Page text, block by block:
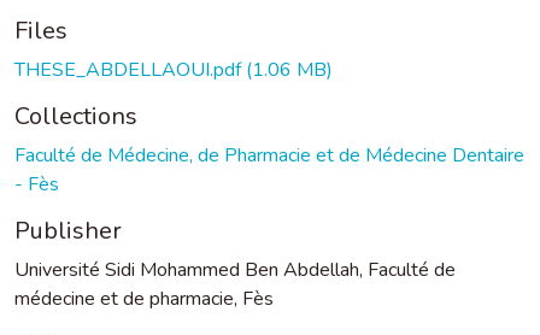
Files
THESE_ABDELLAOUI.pdf(1.06 MB)
Collections
Faculté de Médecine, de Pharmacie et de Médecine Dentaire
- Fès
Publisher
Université Sidi Mohammed Ben Abdellah, Faculté de
médecine et de pharmacie, Fès